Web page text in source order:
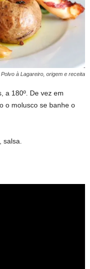
Polvo à Lagareiro, origem e receita
a 180º. De vez em
o molusco se banhe o
salsa.